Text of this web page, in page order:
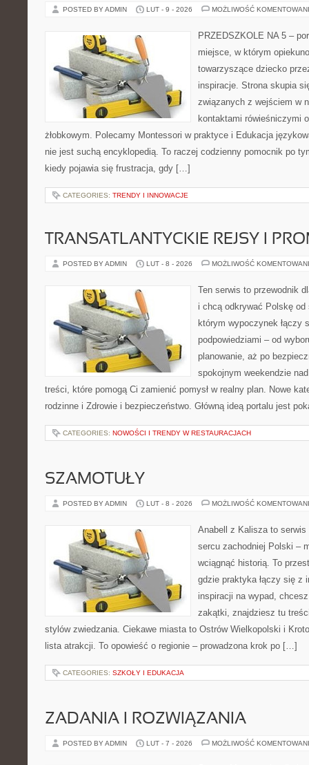
POSTED BY ADMIN LUT - 9 - 2026 MOŻLIWOŚĆ
PRZEDSZKOLE NA 5 –
miejsce, w którym
towarzyszące dziecko
inspiracje. Strona skupia
związanych z wejściem w
kontaktami rówieśniczymi
żłobkowym. Polecamy Montessori w praktyce i Edukacja
nie jest suchą encyklopedią. To raczej codzienny pomocnik po
kiedy pojawia się frustracja, gdy […]
CATEGORIES: TRENDY I INNOWACJE
TRANSATLANTYCKIE REJSY I
POSTED BY ADMIN LUT - 8 - 2026 MOŻLIWOŚĆ
Ten serwis to przewodnik
i chcą odkrywać Polskę
którym wypoczynek łączy
podpowiedziami – od
planowanie, aż po
spokojnym weekendzie
treści, które pomogą Ci zamienić pomysł w realny plan. Nowe
rodzinne i Zdrowie i bezpieczeństwo. Główną ideą portalu jest
CATEGORIES: NOWOŚCI I TRENDY W RESTAURACJACH
SZAMOTUŁY
POSTED BY ADMIN LUT - 8 - 2026 MOŻLIWOŚĆ
Anabell z Kalisza to
sercu zachodniej Polski –
wciągnąć historią. To
gdzie praktyka łączy się z
inspiracji na wypad,
zakątki, znajdziesz tu
stylów zwiedzania. Ciekawe miasta to Ostrów Wielkopolski i
lista atrakcji. To opowieść o regionie – prowadzona krok po […]
CATEGORIES: SZKOŁY I EDUKACJA
ZADANIA I ROZWIĄZANIA
POSTED BY ADMIN LUT - 7 - 2026 MOŻLIWOŚĆ